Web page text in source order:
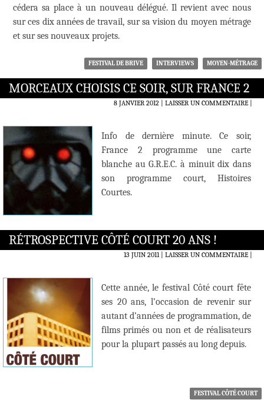
cédera sa place à un nouveau délégué. Il revient avec nous
sur ces dix années de travail, sur sa vision du moyen métrage
et sur ses nouveaux projets.
FESTIVAL DE BRIVE INTERVIEWS MOYEN-MÉTRAGE
MORCEAUX CHOISIS CE SOIR, SUR FRANCE 2
8 JANVIER 2012 LAISSER UN COMMENTAIRE|
Info de dernière minute. Ce soir,
France 2 programme une carte
blanche au G.R.E.C. à minuit dix dans
son programme court, Histoires
Courtes.
RÉTROSPECTIVE CÔTÉ COURT 20 ANS !
13 JUIN 2011 LAISSER UN COMMENTAIRE|
Cette année, le festival Côté court fête
ses 20 ans, l’occasion de revenir sur
autant d’années de programmation, de
films primés ou non et de réalisateurs
pour la plupart passés au long depuis.
FESTIVAL CÔTÉ COURT